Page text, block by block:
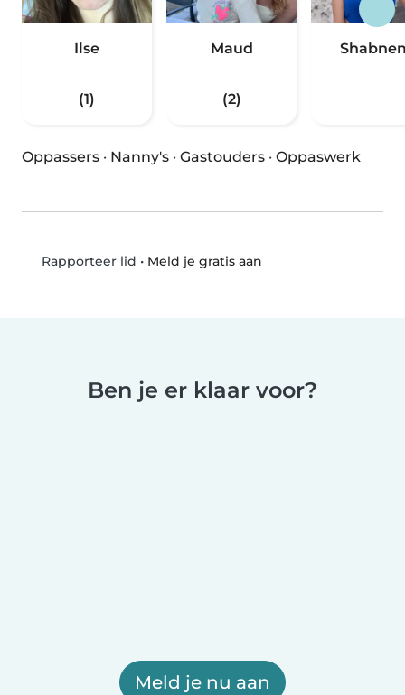
Ilse
(1)
Maud
(2)
Oppassers · Nanny's · Gastouders · Oppaswerk
Rapporteer lid • Meld je gratis aan
Ben je er klaar voor?
Meld je nu aan